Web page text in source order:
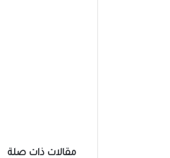
مقالات ذات صلة